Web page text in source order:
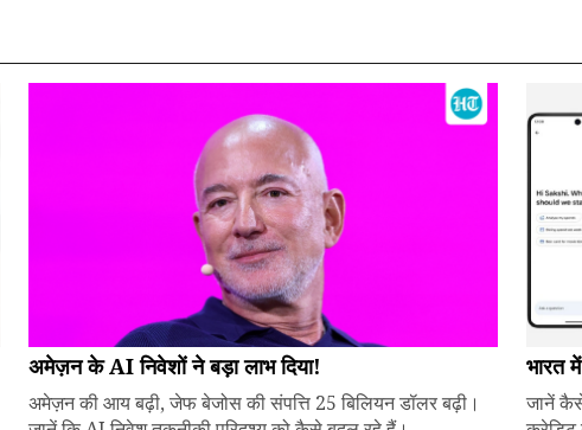
अमेज़न के AI निवेशों ने बड़ा लाभ दिया!
अमेज़न की आय बढ़ी, जेफ बेजोस की संपत्ति 25 बिलियन डॉलर बढ़ी।
भारत
जानें